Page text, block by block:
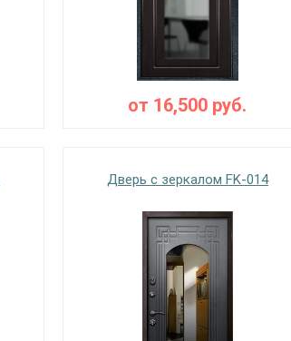
от 16,500 руб.
Дверь с зеркалом FK-014